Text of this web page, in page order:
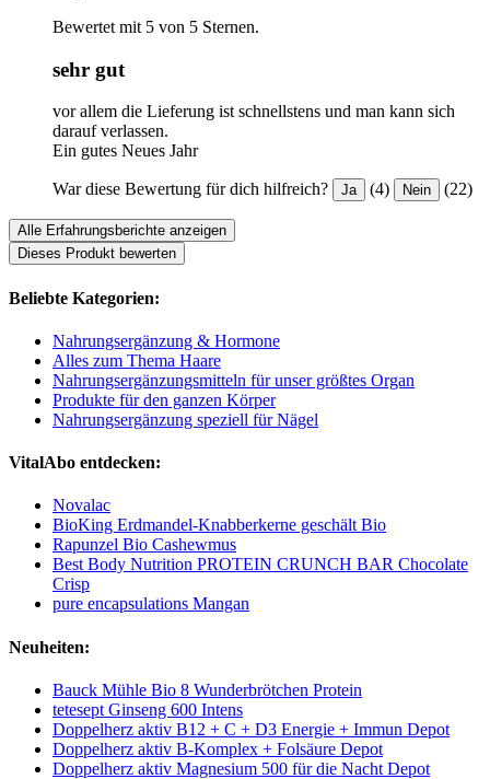
Bewertet mit 5 von 5 Sternen.
sehr gut
vor allem die Lieferung ist schnellstens und man kann sich
darauf verlassen.
Ein gutes Neues Jahr
War diese Bewertung für dich hilfreich? Ja (4) Nein (22)
Alle Erfahrungsberichte anzeigen
Dieses Produkt bewerten
Beliebte Kategorien:
Nahrungsergänzung & Hormone
Alles zum Thema Haare
Nahrungsergänzungsmitteln für unser größtes Organ
Produkte für den ganzen Körper
Nahrungsergänzung speziell für Nägel
VitalAbo entdecken:
Novalac
BioKing Erdmandel-Knabberkerne geschält Bio
Rapunzel Bio Cashewmus
Best Body Nutrition PROTEIN CRUNCH BAR Chocolate
Crisp
pure encapsulations Mangan
Neuheiten:
Bauck Mühle Bio 8 Wunderbrötchen Protein
tetesept Ginseng 600 Intens
Doppelherz aktiv B12 + C + D3 Energie + Immun Depot
Doppelherz aktiv B-Komplex + Folsäure Depot
Doppelherz aktiv Magnesium 500 für die Nacht Depot